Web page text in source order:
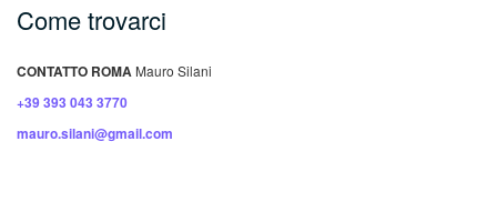
Come trovarci
CONTATTO ROMA Mauro Silani
+39 393 043 3770
mauro.silani@gmail.com